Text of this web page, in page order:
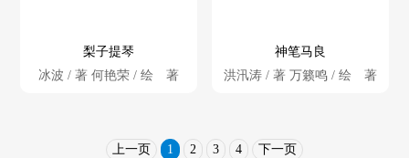
梨子提琴
冰波 / 著 何艳荣 / 绘 著
神笔马良
洪汛涛 / 著 万籁鸣 / 绘 著
上一页 1 2 3 4 下一页